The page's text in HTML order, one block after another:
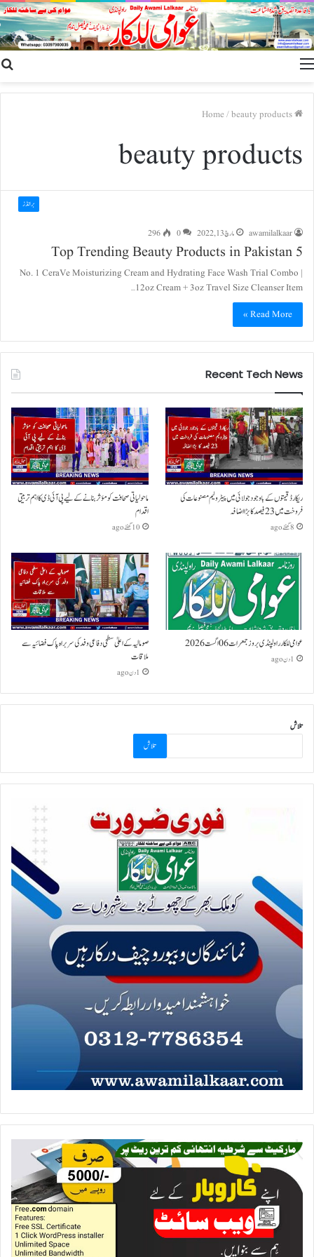
Menu
/beauty products
beauty products
برانڈز
awamilalkaar مارچ 13, 2022 0
296
5 Top Trending Beauty Products in Pakistan
No. 1 CeraVe Moisturizing Cream and Hydrating Face Wash Trial Combo |
12oz Cream + 3oz Travel Size Cleanser Item…
Read More »
Recent Tech News
ریکارڈ قیمتوں کے باوجود جولائی میں پیٹرولیم مصنوعات کی
فروخت میں 23 فیصد کا بڑا اضافہ
8 گھنٹے ago
ماحولیاتی صحافت کو مؤثر بنانے کے لیے پی آئی ڈی کا اہم تربیتی
اقدام
10 گھنٹے ago
عوامی للکار راولپنڈی بروز جمعرات 06 اگست 2026
1 دن ago
صومالیہ کے اعلیٰ سطحی دفاعی وفد کی سربراہ پاک فضائیہ سے
ملاقات
1 دن ago
تلاش
تلاش